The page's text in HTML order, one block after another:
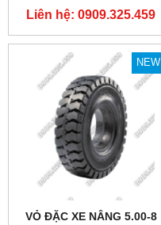
NAM
Liên hệ: 0909.325.459
NEW
VỎ ĐẶC XE NÂNG 5.00-8